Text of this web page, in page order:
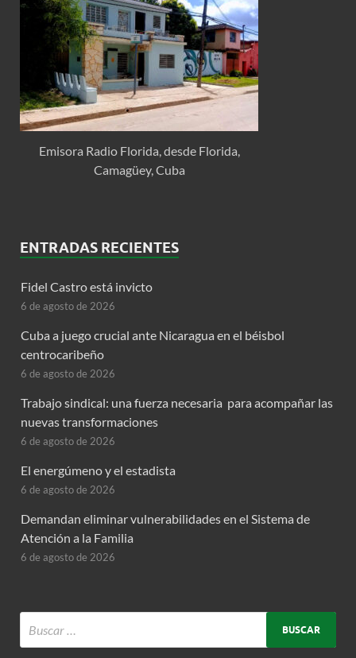
Emisora Radio Florida, desde Florida,
Camagüey, Cuba
ENTRADAS RECIENTES
Fidel Castro está invicto
6 de agosto de 2026
Cuba a juego crucial ante Nicaragua en el béisbol
centrocaribeño
6 de agosto de 2026
Trabajo sindical: una fuerza necesaria para acompañar las
nuevas transformaciones
6 de agosto de 2026
El energúmeno y el estadista
6 de agosto de 2026
Demandan eliminar vulnerabilidades en el Sistema de
Atención a la Familia
6 de agosto de 2026